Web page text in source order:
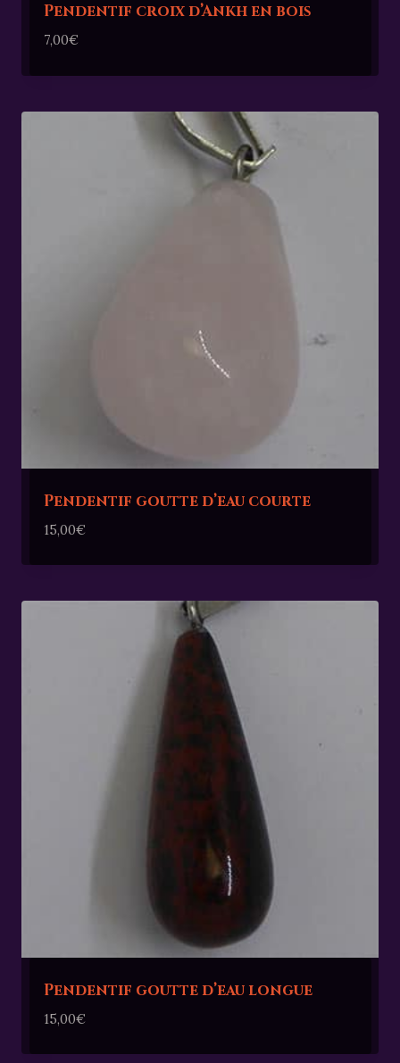
Pendentif croix d’Ankh en bois
7,00€
Pendentif goutte d’eau courte
15,00€
Pendentif goutte d’eau longue
15,00€